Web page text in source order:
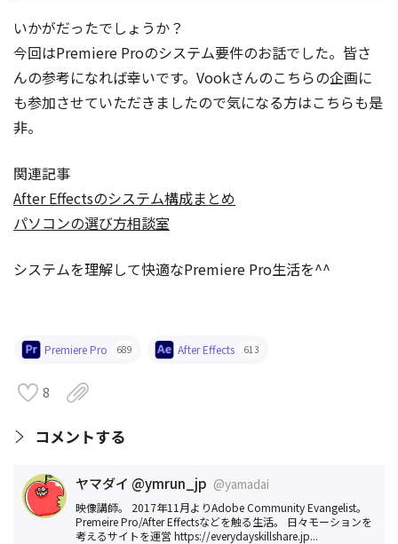
いかがだったでしょうか？
今回はPremiere Proのシステム要件のお話でした。皆さ
んの参考になれば幸いです。Vookさんのこちらの企画に
も参加させていただきましたので気になる方はこちらも是
非。
関連記事
After Effectsのシステム構成まとめ
パソコンの選び方相談室
システムを理解して快適なPremiere Pro生活を^^
Premiere Pro 689 After Effects 613
8
コメントする
ヤマダイ @ymrun_jp @yamadai
映像講師。 2017年11月よりAdobe Community Evangelist。
Premeire Pro/After Effectsなどを触る生活。 日々モーションを
考えるサイトを運営 https://everydayskillshare.jp...